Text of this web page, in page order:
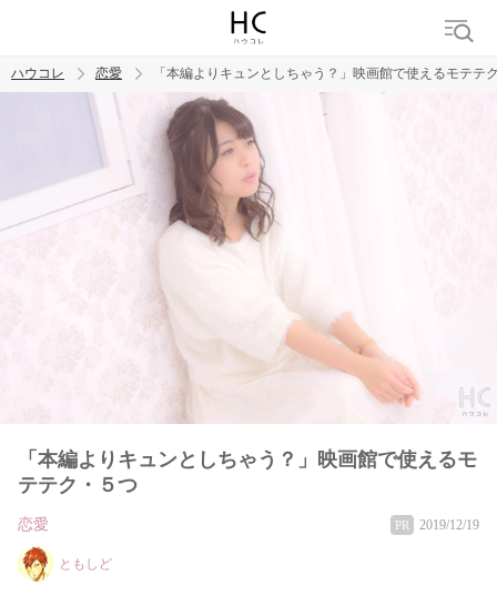
トレンド ワード
ハウコレ 恋愛 「本編よりキュンとしちゃう？」映画館で使えるモテテ
「本編よりキュンとしちゃう？」映画館で使えるモ
テテク・５つ
恋愛 PR 2019/12/19
ともしど